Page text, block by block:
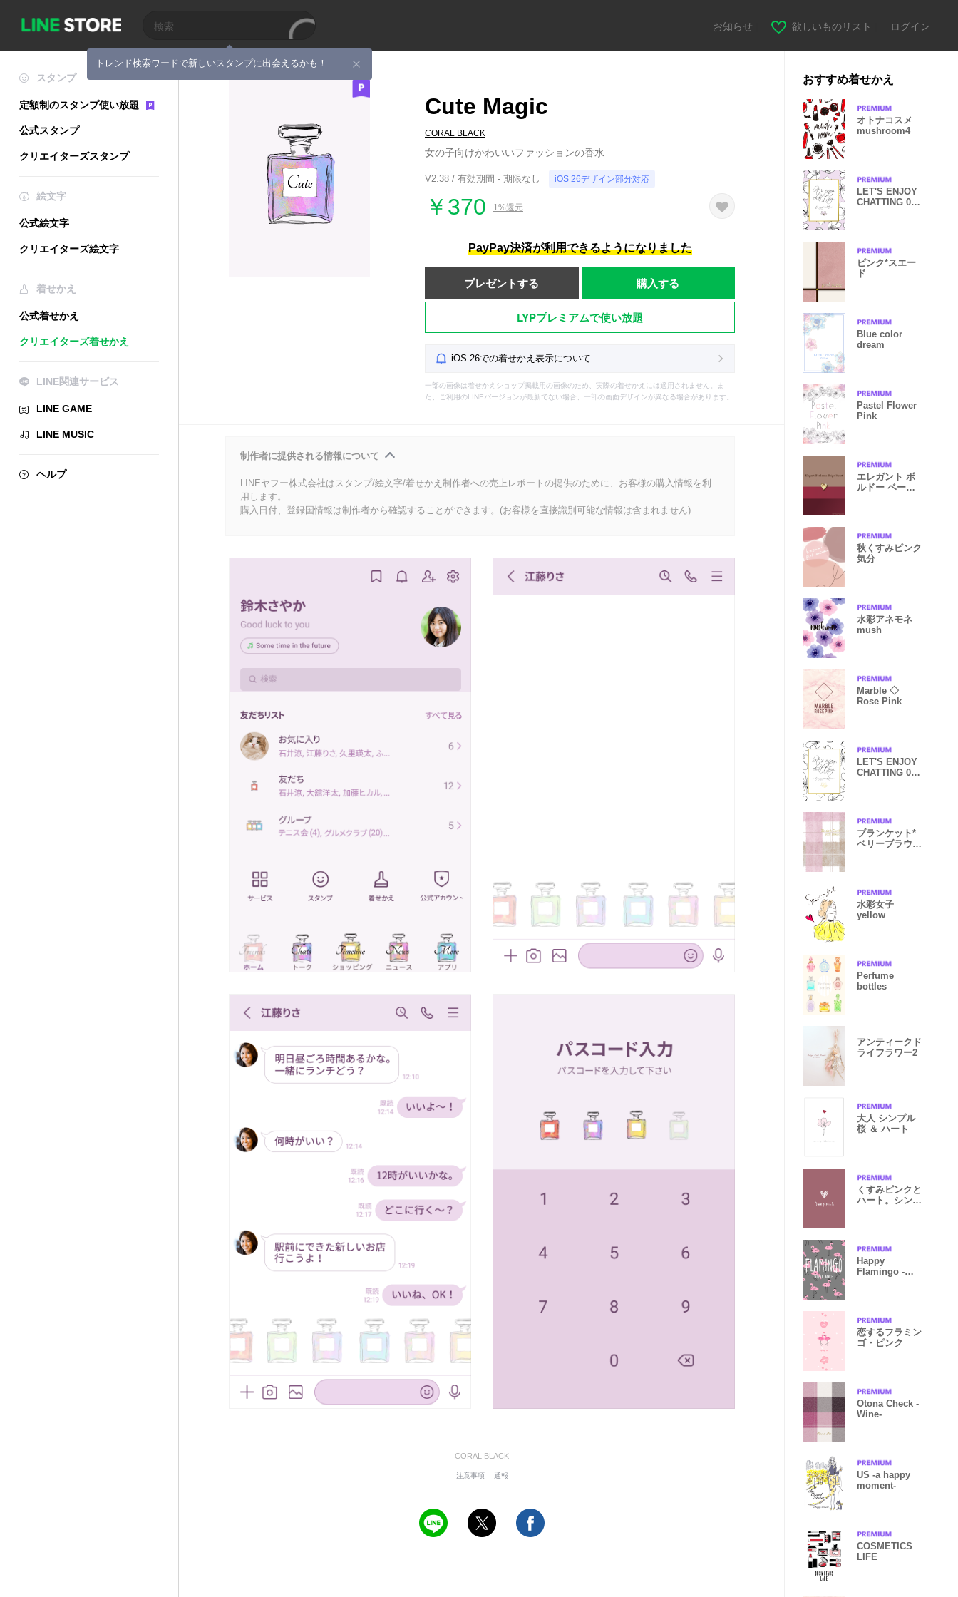
トレンド検索ワードで新しいスタンプに出会えるかも！
お知らせ 欲しいものリスト ログイン
スタンプ
定額制のスタンプ使い放題
公式スタンプ
クリエイターズスタンプ
絵文字
公式絵文字
クリエイターズ絵文字
着せかえ
公式着せかえ
クリエイターズ着せかえ
LINE関連サービス
LINE GAME
LINE MUSIC
ヘルプ
Cute Magic
CORAL BLACK
女の子向けかわいいファッションの香水
V2.38 / 有効期間 - 期限なし iOS 26デザイン部分対応
￥370 1%還元
PayPay決済が利用できるようになりました
プレゼントする 購入する
LYPプレミアムで使い放題
iOS 26での着せかえ表示について
一部の画像は着せかえショップ掲載用の画像のため、実際の着せかえには適用されません。ま
た、ご利用のLINEバージョンが最新でない場合、一部の画面デザインが異なる場合があります。
制作者に提供される情報について
LINEヤフー株式会社はスタンプ/絵文字/着せかえ制作者への売上レポートの提供のために、お客様の購入情報を利
用します。
購入日付、登録国情報は制作者から確認することができます。(お客様を直接識別可能な情報は含まれません)
CORAL BLACK
注意事項 通報
おすすめ着せかえ
オトナコスメ
mushroom4
LET'S ENJOY
CHATTING 08-
ピンク*スエー
ド
Blue color
dream
Pastel Flower
Pink
エレガント ボ
ルドー ベージ
秋くすみピンク
気分
水彩アネモネ
mush
Marble ◇
Rose Pink
LET'S ENJOY
CHATTING 05 -
ブランケット*
ベリーブラウニ
水彩女子
yellow
Perfume
bottles
アンティークド
ライフラワー2
大人 シンプル
桜 ＆ ハート
くすみピンクと
ハート。シンプ
Happy
Flamingo -
恋するフラミン
ゴ・ピンク
Otona Check -
Wine-
US -a happy
moment-
COSMETICS
LIFE